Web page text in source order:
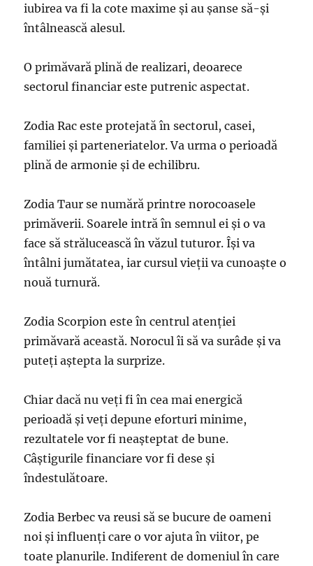
iubirea va fi la cote maxime și au șanse să-și
întâlnească alesul.
O primăvară plină de realizari, deoarece
sectorul financiar este putrenic aspectat.
Zodia Rac este protejată în sectorul, casei,
familiei și parteneriatelor. Va urma o perioadă
plină de armonie și de echilibru.
Zodia Taur se numără printre norocoasele
primăverii. Soarele intră în semnul ei și o va
face să strălucească în văzul tuturor. Își va
întâlni jumătatea, iar cursul vieții va cunoaște o
nouă turnură.
Zodia Scorpion este în centrul atenției
primăvară această. Norocul îi să va surâde și va
puteți aștepta la surprize.
Chiar dacă nu veți fi în cea mai energică
perioadă și veți depune eforturi minime,
rezultatele vor fi neașteptat de bune.
Câștigurile financiare vor fi dese și
îndestulătoare.
Zodia Berbec va reusi să se bucure de oameni
noi și influenți care o vor ajuta în viitor, pe
toate planurile. Indiferent de domeniul în care